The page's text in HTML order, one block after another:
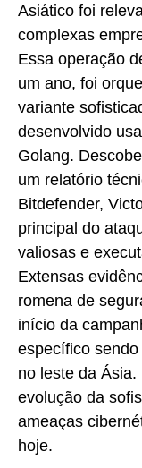
Asiático foi
complexas
Essa operação
um ano, foi
variante
desenvolvido
Golang.
um relatório
Bitdefender,
principal do
valiosas e
Extensas
romena de
início da
específico
no leste da
evolução da
ameaças
hoje.